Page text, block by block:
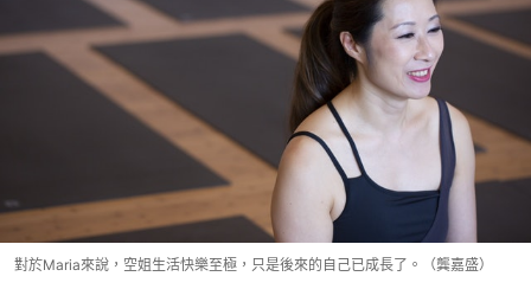
對於Maria來說，空姐生活快樂至極，只是後來的自己已成長了。（龔嘉盛）